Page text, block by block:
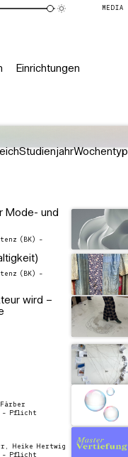
MEDIA
Einrichtungen
StudienjahrWochentyp
Mode- und
(BK) -
(BK) -
wird –
- Pflicht
Heike Hertwig
- Pflicht